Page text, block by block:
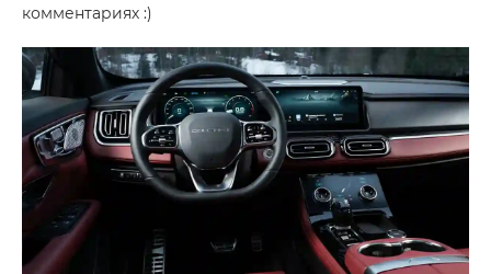
комментариях :)